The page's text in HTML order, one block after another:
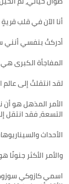
الأمر المذهل هو أن
اسمي كازوكي